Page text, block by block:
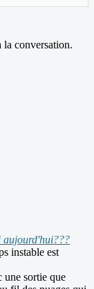
la conversation.
aujourd'hui???
instable est
une sortie que